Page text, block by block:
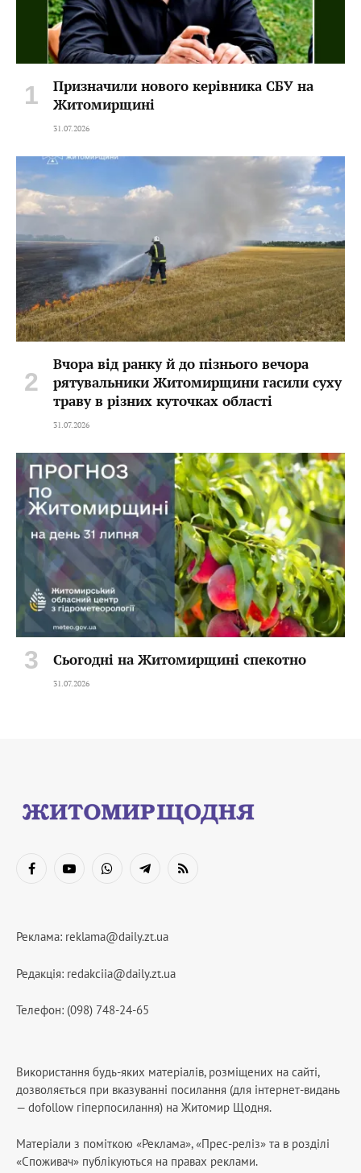
Призначили нового керівника СБУ на
Житомирщині
31.07.2026
Вчора від ранку й до пізнього вечора
рятувальники Житомирщини гасили суху
траву в різних куточках області
31.07.2026
Сьогодні на Житомирщині спекотно
31.07.2026
FacebookYouTubeWhatsAppTelegramRSS
Реклама: reklama@daily.zt.ua
Редакція: redakciia@daily.zt.ua
Телефон: (098) 748-24-65
Використання будь-яких матеріалів, розміщених на сайті,
дозволяється при вказуванні посилання (для інтернет-видань
— dofollow гіперпосилання) на Житомир Щодня.
Матеріали з поміткою «Реклама», «Прес-реліз» та в розділі
«Споживач» публікуються на правах реклами.